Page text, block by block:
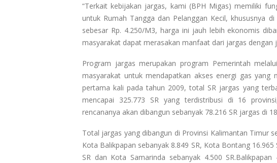
“Terkait kebijakan jargas, kami (BPH Migas) memiliki
untuk Rumah Tangga dan Pelanggan Kecil, khususnya
sebesar Rp. 4.250/M3, harga ini jauh lebih ekonomis
masyarakat dapat merasakan manfaat dari jargas dengan
Program jargas merupakan program Pemerintah
masyarakat untuk mendapatkan akses energi gas yang
pertama kali pada tahun 2009, total SR jargas yang
mencapai 325.773 SR yang terdistribusi di 16
rencananya akan dibangun sebanyak 78.216 SR jargas di
Total jargas yang dibangun di Provinsi Kalimantan Timur
Kota Balikpapan sebanyak 8.849 SR, Kota Bontang
SR dan Kota Samarinda sebanyak 4.500